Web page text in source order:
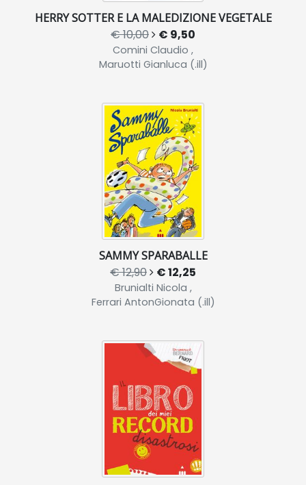
HERRY SOTTER E LA MALEDIZIONE VEGETALE
€ 10,00 € 9,50
Comini Claudio ,
Maruotti Gianluca (.ill)
SAMMY SPARABALLE
€ 12,90 € 12,25
Brunialti Nicola ,
Ferrari AntonGionata (.ill)